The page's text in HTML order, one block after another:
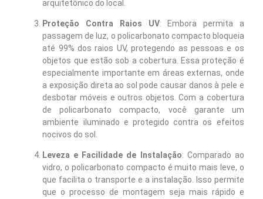
arquitetônico do local.
Proteção Contra Raios UV: Embora permita a
passagem de luz, o policarbonato compacto bloqueia
até 99% dos raios UV, protegendo as pessoas e os
objetos que estão sob a cobertura. Essa proteção é
especialmente importante em áreas externas, onde
a exposição direta ao sol pode causar danos à pele e
desbotar móveis e outros objetos. Com a cobertura
de policarbonato compacto, você garante um
ambiente iluminado e protegido contra os efeitos
nocivos do sol.
Leveza e Facilidade de Instalação: Comparado ao
vidro, o policarbonato compacto é muito mais leve, o
que facilita o transporte e a instalação. Isso permite
que o processo de montagem seja mais rápido e